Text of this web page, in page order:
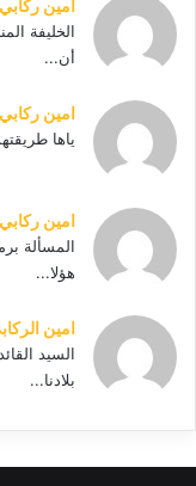
امين ركابي
الخليفة
أن...
امين ركابي
ياها
امين ركابي
المسألة
هؤلا...
امين
السيد
بلادنا...